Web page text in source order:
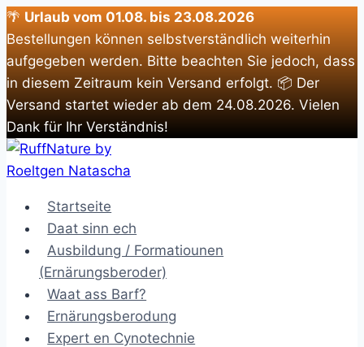
🌴 Urlaub vom 01.08. bis 23.08.2026
Bestellungen können selbstverständlich weiterhin
aufgegeben werden. Bitte beachten Sie jedoch, dass
in diesem Zeitraum kein Versand erfolgt. 📦 Der
Versand startet wieder ab dem 24.08.2026. Vielen
Dank für Ihr Verständnis!
Zum
Inhalt
Startseite
Daat sinn ech
Ausbildung / Formatiounen
(Ernärungsberoder)
Waat ass Barf?
Ernärungsberodung
Expert en Cynotechnie